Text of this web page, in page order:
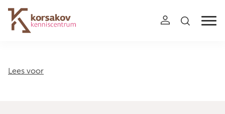
Navigation
Lees voor